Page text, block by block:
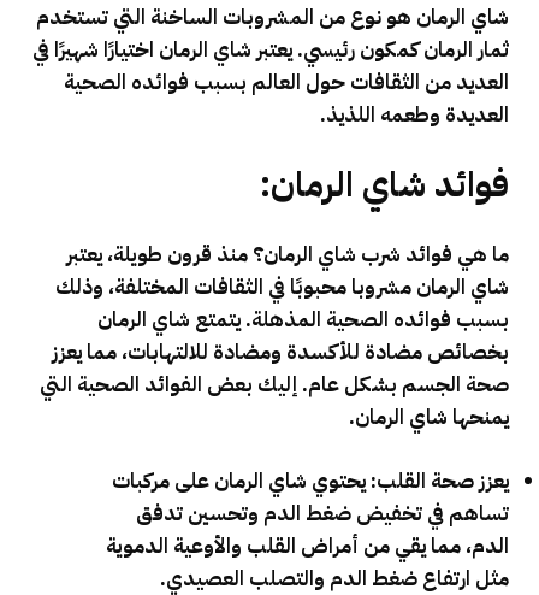
شاي الرمان هو نوع من المشروبات الساخنة التي تستخدم
ثمار الرمان كمكون رئيسي. يعتبر شاي الرمان اختيارًا شهيرًا في
العديد من الثقافات حول العالم بسبب فوائده الصحية
العديدة وطعمه اللذيذ.
فوائد شاي الرمان:
ما هي فوائد شرب شاي الرمان؟ منذ قرون طويلة، يعتبر
شاي الرمان مشروبا محبوبًا في الثقافات المختلفة، وذلك
بسبب فوائده الصحية المذهلة. يتمتع شاي الرمان
بخصائص مضادة للأكسدة ومضادة للالتهابات، مما يعزز
صحة الجسم بشكل عام. إليك بعض الفوائد الصحية التي
يمنحها شاي الرمان.
يعزز صحة القلب: يحتوي شاي الرمان على مركبات
تساهم في تخفيض ضغط الدم وتحسين تدفق
الدم، مما يقي من أمراض القلب والأوعية الدموية
مثل ارتفاع ضغط الدم والتصلب العصيدي.